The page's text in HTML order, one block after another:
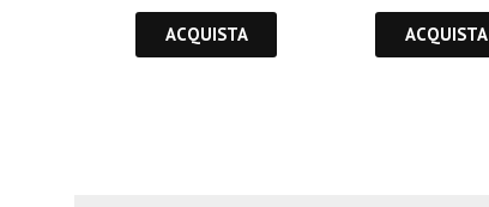
ACQUISTA ACQUISTA